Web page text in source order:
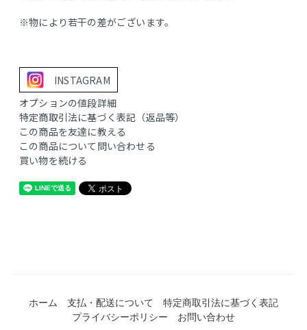
※物により若干の差がございます。
INSTAGRAM
オプションの値段詳細
特定商取引法に基づく表記（返品等）
この商品を友達に教える
この商品について問い合わせる
買い物を続ける
ホーム 支払・配送について
特定商取引法に基づく表記
プライバシーポリシー
お問い合わせ